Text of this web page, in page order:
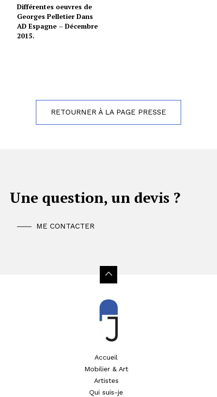
Différentes oeuvres de
Georges Pelletier Dans
AD Espagne – Décembre
2015.
RETOURNER À LA PAGE PRESSE
Une question, un devis ?
ME CONTACTER
Accueil
Mobilier & Art
Artistes
Qui suis-je